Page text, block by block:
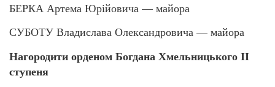
БЕРКА Артема Юрійовича — майора
СУБОТУ Владислава Олександровича — майора
Нагородити орденом Богдана Хмельницького ІІ
ступеня